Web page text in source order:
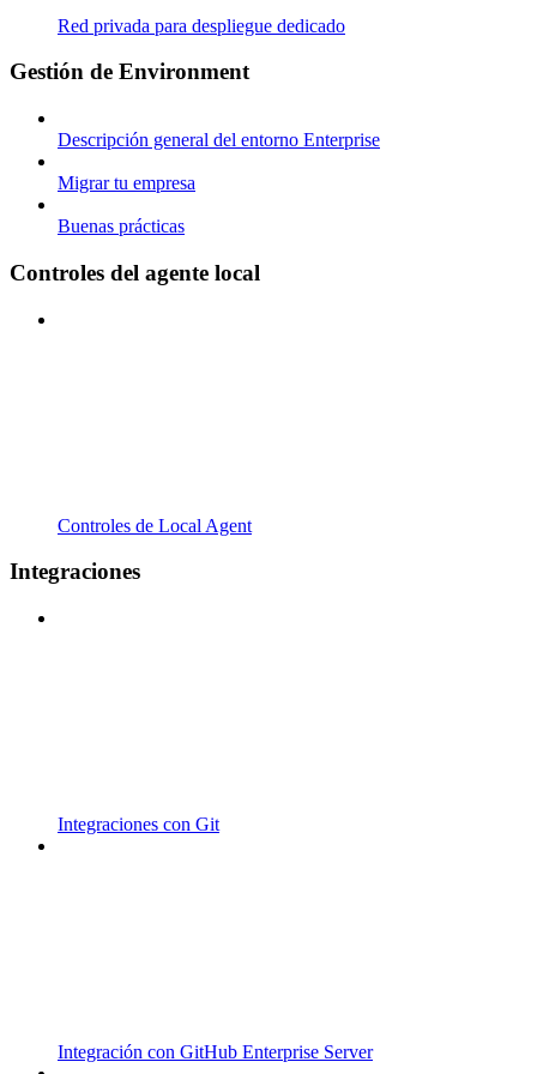
Red privada para despliegue dedicado
Gestión de Environment
Descripción general del entorno Enterprise
Migrar tu empresa
Buenas prácticas
Controles del agente local
Controles de Local Agent
Integraciones
Integraciones con Git
Integración con GitHub Enterprise Server